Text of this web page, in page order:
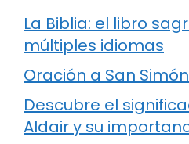
La Biblia: el libro
múltiples idiomas
Oración a San
Descubre el
Aldair y su